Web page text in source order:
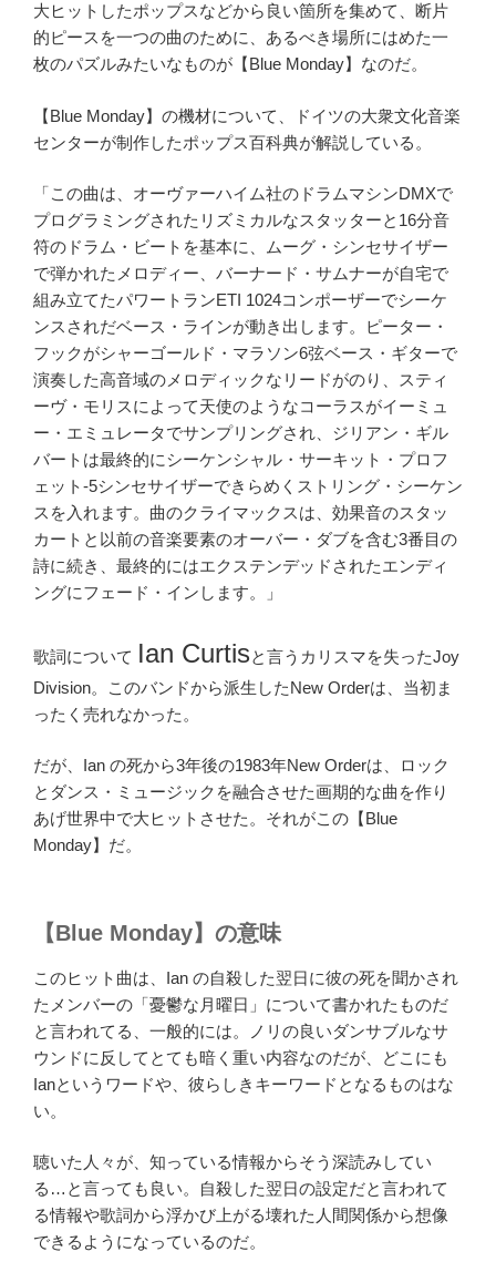
大ヒットしたポップスなどから良い箇所を集めて、断片
的ピースを一つの曲のために、あるべき場所にはめた一
枚のパズルみたいなものが【Blue Monday】なのだ。
【Blue Monday】の機材について、ドイツの大衆文化音楽
センターが制作したポップス百科典が解説している。
「この曲は、オーヴァーハイム社の ドラムマシンDMXで
プログラミングされたリズミカルなスタッターと 16分音
符のドラム・ビートを基本に、
ムーグ・シンセサイザー
で弾かれたメロディー、バーナード・サムナーが自宅で
組み立てたパワートランETI 1024コンポーザーでシーケ
ンスされだベース・ラインが動き出します。ピーター・
フックがシャーゴールド・マラソン6弦ベース・ギターで
演奏した高音域のメロディックなリードがのり、スティ
ーヴ・モリスによって天使のようなコーラスがイーミュ
ー・エミュレータでサンプリングされ、ジリアン・ギル
バートは最終的にシーケンシャル・サーキット・プロフ
ェット-5シンセサイザーできらめくストリング・シーケン
スを入れます。曲のクライマックスは、効果音のスタッ
カートと以前の音楽要素のオーバー・ダブを含む3番目の
詩に続き、最終的にはエクステンデッドされたエンディ
ングにフェード・インします。」
歌詞について Ian Curtisと言うカリスマを失ったJoy
Division。このバンドから派生したNew Orderは、当初ま
ったく売れなかった。
だが、Ian の死から3年後の1983年New Orderは、ロック
とダンス・ミュージックを融合させた画期的な曲を作り
あげ世界中で大ヒットさせた。それがこの【Blue
Monday】だ。
【Blue Monday】の意味
このヒット曲は、Ian の自殺した翌日に彼の死を聞かされ
たメンバーの「憂鬱な月曜日」について書かれたものだ
と言われてる、一般的には。ノリの良いダンサブルなサ
ウンドに反してとても暗く重い内容なのだが、どこにも
Ianというワードや、彼らしきキーワードとなるものはな
い。
聴いた人々が、知っている情報からそう深読みしてい
る…と言っても良い。自殺した翌日の設定だと言われて
る情報や歌詞から浮かび上がる壊れた人間関係から想像
できるようになっているのだ。